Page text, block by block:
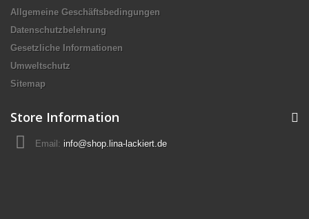
Allgemeine Geschäftsbedingungen
Datenschutzbelehrung
Gesetzliche Informationen
Umweltschutz
Sitemap
Store Information
Email: info@shop.lina-lackiert.de